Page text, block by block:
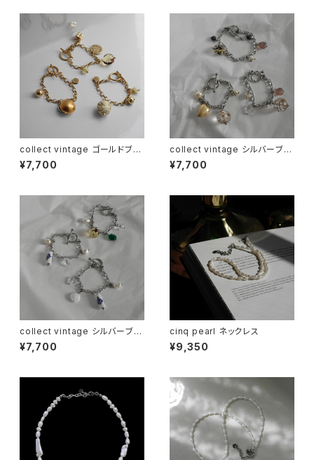
collect vintage ゴールドブレ
スレット2
¥7,700
collect vintage シルバーブレ
スレット2
¥7,700
collect vintage シルバーブレ
スレット3
¥7,700
cinq pearl ネックレス
¥9,350